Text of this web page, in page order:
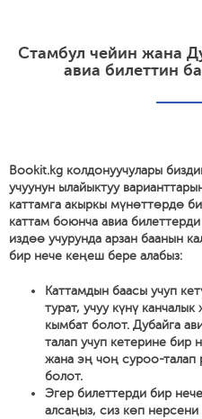
Стамбул чейин жана
авиа билеттин
Bookit.kg колдонуучулары
учуунун ылайыктуу
каттамга акыркы мүнөттөрдө
каттам боюнча авиа
издөө учурунда арзан баанын
бир нече кеңеш бере алабыз:
Каттамдын баасы учуп
турат, учуу күнү
кымбат болот. Дубайга
талап учуп кетерине бир
жана эң чоң суроо-талап
болот.
Эгер билеттерди бир
алсаңыз, сиз көп